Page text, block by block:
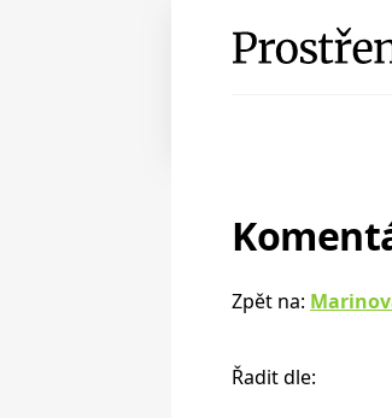
Zpět na:
Řadit dle: